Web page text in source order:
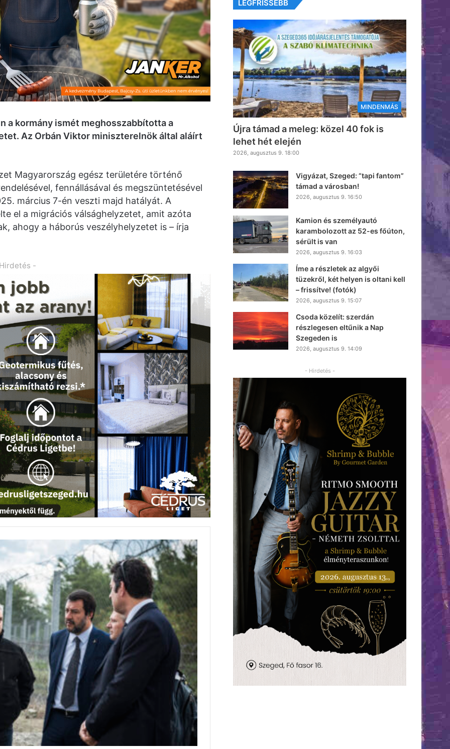
a kormány ismét meghosszabbította a
Az Orbán Viktor miniszterelnök által aláírt
Magyarország egész területére történő
fennállásával és megszüntetésével
március 7-én veszti majd hatályát. A
el a migrációs válsághelyzetet, amit azóta
ahogy a háborús veszélyhelyzetet is – írja
-
LEGFRISSEBB
MINDENMÁS
Újra támad a meleg: közel 40 fok is
lehet hét elején
2026, augusztus 9. 18:00
Vigyázat, Szeged: “tapi fantom”
támad a városban!
2026, augusztus 9. 16:50
Kamion és személyautó
karambolozott az 52-es főúton,
sérült is van
2026, augusztus 9. 16:03
Íme a részletek az algyői
tüzekről, két helyen is oltani kell
– frissítve! (fotók)
2026, augusztus 9. 15:07
Csoda közelít: szerdán
részlegesen eltűnik a Nap
Szegeden is
2026, augusztus 9. 14:09
- Hirdetés -